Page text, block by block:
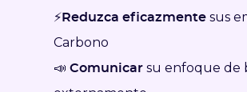
⚡Reduzca eficazmente sus
Carbono
📣Comunicar su enfoque de